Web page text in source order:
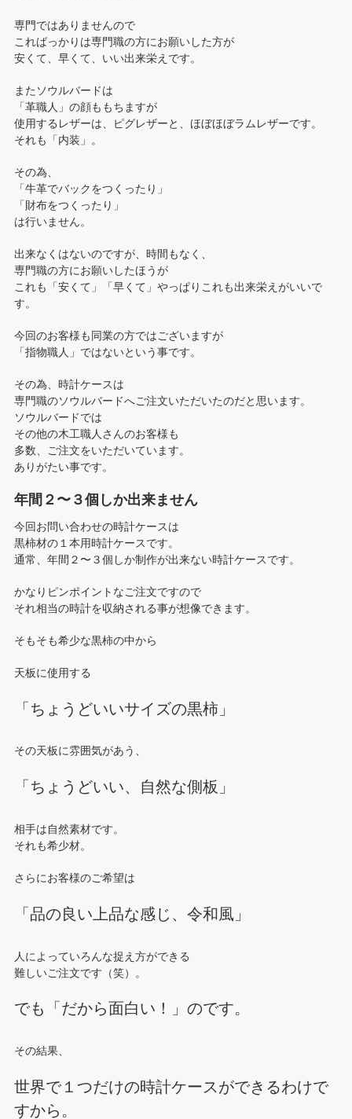
専門ではありませんので
こればっかりは専門職の方にお願いした方が
安くて、早くて、いい出来栄えです。
またソウルバードは
「革職人」の顔ももちますが
使用するレザーは、ピグレザーと、ほぼほぼラムレザーです。
それも「内装」。
その為、
「牛革でバックをつくったり」
「財布をつくったり」
は行いません。
出来なくはないのですが、時間もなく、
専門職の方にお願いしたほうが
これも「安くて」「早くて」やっぱりこれも出来栄えがいいで
す。
今回のお客様も同業の方ではございますが
「指物職人」ではないという事です。
その為、時計ケースは
専門職のソウルバードへご注文いただいたのだと思います。
ソウルバードでは
その他の木工職人さんのお客様も
多数、ご注文をいただいています。
ありがたい事です。
年間２〜３個しか出来ません
今回お問い合わせの時計ケースは
黒柿材の１本用時計ケースです。
通常、年間２〜３個しか制作が出来ない時計ケースです。
かなりピンポイントなご注文ですので
それ相当の時計を収納される事が想像できます。
そもそも希少な黒柿の中から
天板に使用する
「ちょうどいいサイズの黒柿」
その天板に雰囲気があう、
「ちょうどいい、自然な側板」
相手は自然素材です。
それも希少材。
さらにお客様のご希望は
「品の良い上品な感じ、令和風」
人によっていろんな捉え方ができる
難しいご注文です（笑）。
でも「だから面白い！」のです。
その結果、
世界で１つだけの時計ケースができるわけで
すから。